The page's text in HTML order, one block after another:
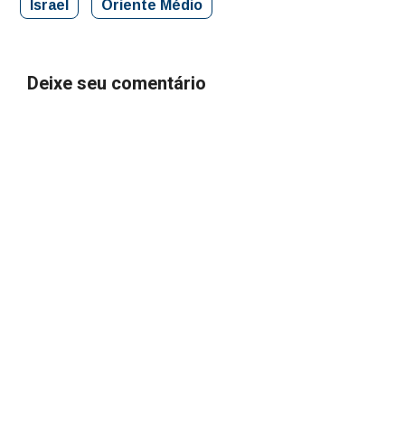
Israel Oriente Médio
Deixe seu comentário